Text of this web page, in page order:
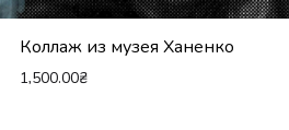
Коллаж из музея Ханенко
1,500.00₴